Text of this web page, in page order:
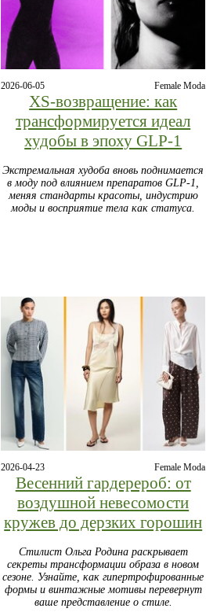
2026-06-05 Female Moda
XS‑возвращение: как
трансформируется идеал
худобы в эпоху GLP‑1
Экстремальная худоба вновь поднимается
в моду под влиянием препаратов GLP‑1,
меняя стандарты красоты, индустрию
моды и восприятие тела как статуса.
2026-04-23 Female Moda
Весенний гардерероб: от
воздушной невесомости
кружев до дерзких горошин
Стилист Ольга Родина раскрывает
секреты трансформации образа в новом
сезоне. Узнайте, как гипертрофированные
формы и винтажные мотивы перевернут
ваше представление о стиле.